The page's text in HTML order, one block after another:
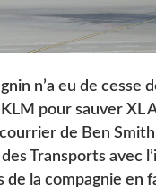
n’a eu de cesse
pour sauver XL
de Ben Smith
Transports avec
de la compagnie en